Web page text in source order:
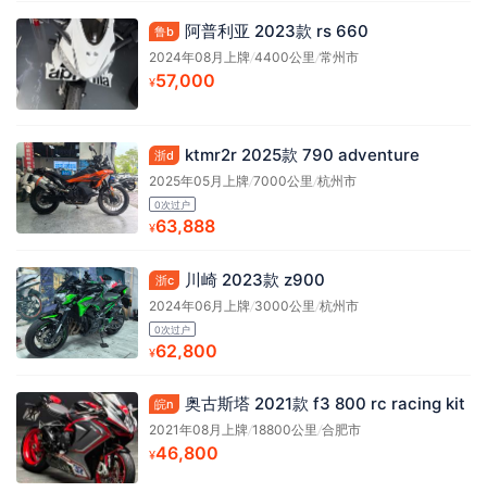
鲁b 阿普利亚 2023款 rs 660
2024年08月上牌/4400公里 /常州市
¥57,000
浙d ktmr2r 2025款 790 adventure
2025年05月上牌/7000公里 /杭州市
0次过户
¥63,888
浙c 川崎 2023款 z900
2024年06月上牌/3000公里 /杭州市
0次过户
¥62,800
皖n 奥古斯塔 2021款 f3 800 rc racing kit
2021年08月上牌/18800公里/合肥市
¥46,800